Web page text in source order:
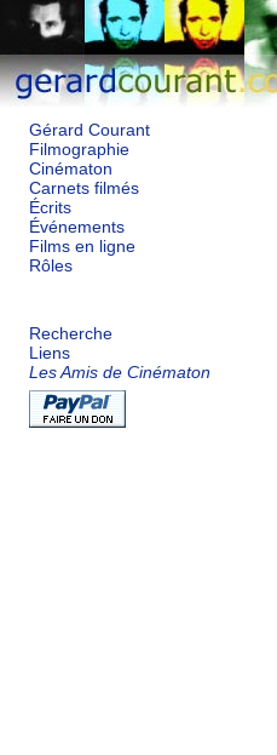
Gérard Courant
Filmographie
Cinématon
Carnets filmés
Écrits
Événements
Films en ligne
Rôles
Recherche
Liens
Les Amis de Cinématon